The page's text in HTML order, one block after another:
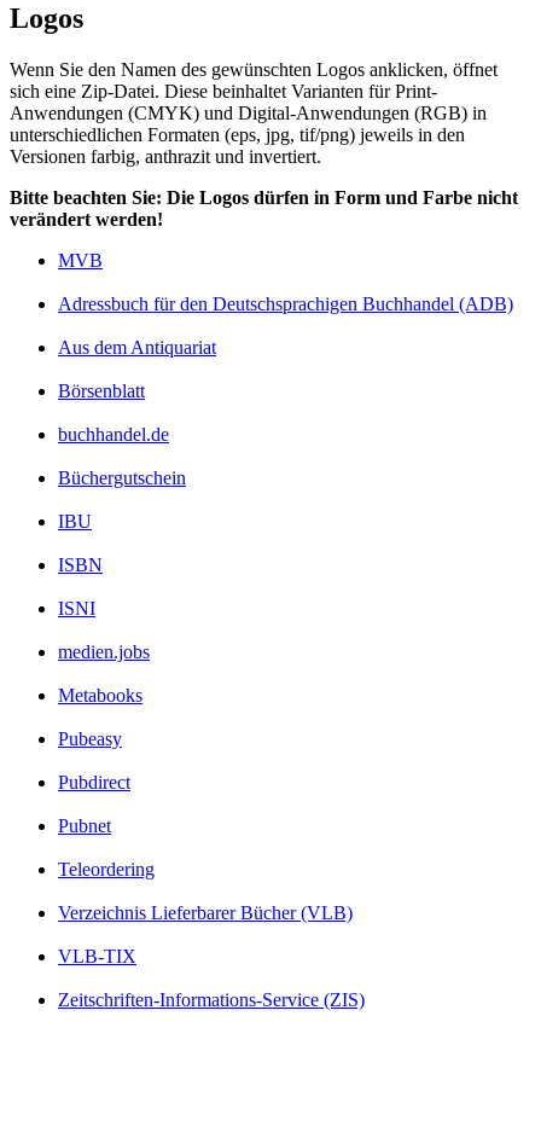
Logos
Wenn Sie den Namen des gewünschten Logos anklicken, öffnet
sich eine Zip-Datei. Diese beinhaltet Varianten für Print-
Anwendungen (CMYK) und Digital-Anwendungen (RGB) in
unterschiedlichen Formaten (eps, jpg, tif/png) jeweils in den
Versionen farbig, anthrazit und invertiert.
Bitte beachten Sie: Die Logos dürfen in Form und Farbe nicht
verändert werden!
MVB
Adressbuch für den Deutschsprachigen Buchhandel (ADB)
Aus dem Antiquariat
Börsenblatt
buchhandel.de
Büchergutschein
IBU
ISBN
ISNI
medien.jobs
Metabooks
Pubeasy
Pubdirect
Pubnet
Teleordering
Verzeichnis Lieferbarer Bücher (VLB)
VLB-TIX
Zeitschriften-Informations-Service (ZIS)